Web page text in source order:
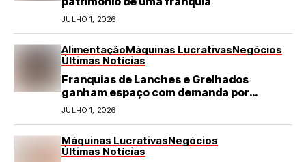
JULHO 1, 2026
AlimentaçãoMáquinas LucrativasNegócios
Últimas Notícias
Franquias de Lanches e Grelhados
ganham espaço com demanda por
refeições rápidas e de qualidade
JULHO 1, 2026
Máquinas LucrativasNegócios
Últimas Notícias